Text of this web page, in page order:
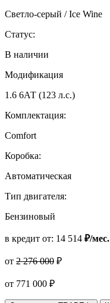
Светло-серый / Ice Wine
Статус:
В наличии
Модификация
1.6 6АТ (123 л.с.)
Комплектация:
Comfort
Коробка:
Автоматическая
Тип двигателя:
Бензиновый
в кредит от: 14 514 ₽/мес.
от 2 276 000 ₽
от 771 000 ₽